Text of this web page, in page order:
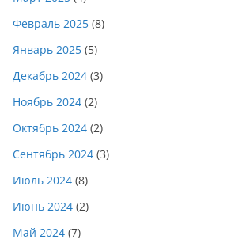
Февраль 2025 (8)
Январь 2025 (5)
Декабрь 2024 (3)
Ноябрь 2024 (2)
Октябрь 2024 (2)
Сентябрь 2024 (3)
Июль 2024 (8)
Июнь 2024 (2)
Май 2024 (7)